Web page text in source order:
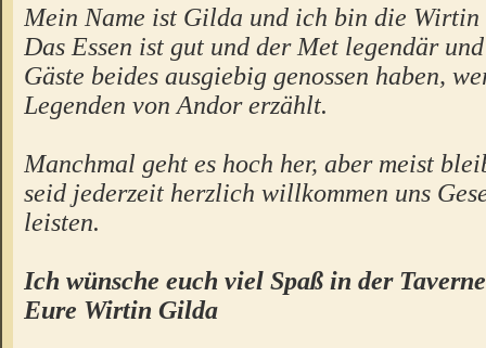
Mein Name ist Gilda und ich bin die Wirtin
Das Essen ist gut und der Met legendär
Gäste beides ausgiebig genossen haben,
Legenden von Andor erzählt.
Manchmal geht es hoch her, aber meist
seid jederzeit herzlich willkommen uns
leisten.
Ich wünsche euch viel Spaß in der
Eure Wirtin Gilda